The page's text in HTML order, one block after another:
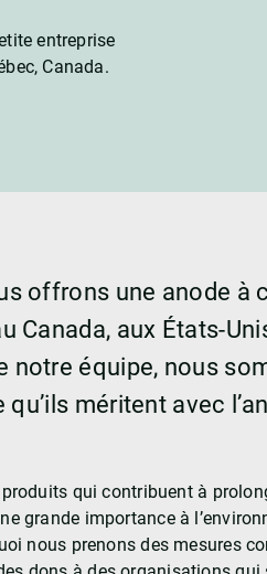
entreprise
Canada.
offrons une anode à
Canada, aux États-
notre équipe, nous
méritent avec
qui contribuent à
grande importance à
nous prenons des mesures